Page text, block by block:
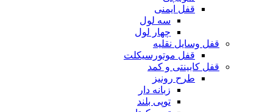
قفل ایمنی
سه لول
چهار لول
قفل وسایل نقلیه
قفل موتورسیکلت
قفل کابینتی و کمد
طرح رونیز
زبانه دار
توپی بلند